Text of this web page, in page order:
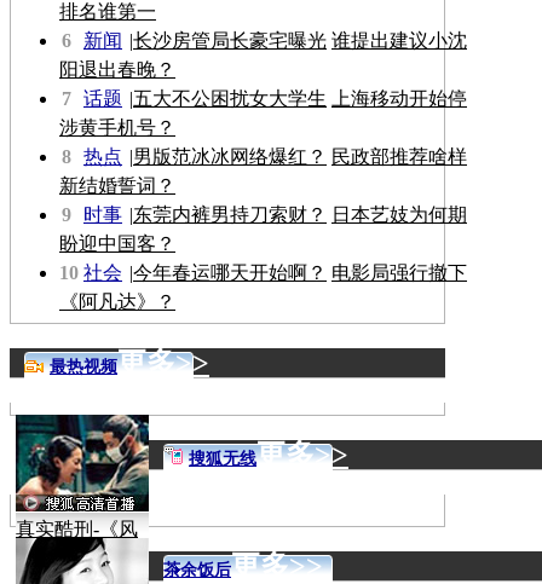
排名谁第一
6
新闻 |长沙房管局长豪宅曝光 谁提出建议小沈
阳退出春晚？
7 话题 |五大不公困扰女大学生
上海移动开始停
涉黄手机号？
8 热点 |男版范冰冰网络爆红？ 民政部推荐啥样
新结婚誓词？
9
时事 |东莞内裤男持刀索财？
日本艺妓为何期
盼迎中国客？
10 社会 |今年春运哪天开始啊？ 电影局强行撤下
《阿凡达》？
最热视频更多>>
真实酷刑-《风
声》
搜狐无线更多>>
茶余饭后更多>>